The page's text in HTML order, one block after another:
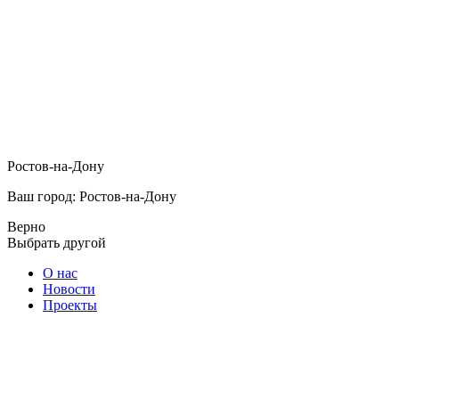
Ростов-на-Дону
Ваш город: Ростов-на-Дону
Верно
Выбрать другой
О нас
Новости
Проекты